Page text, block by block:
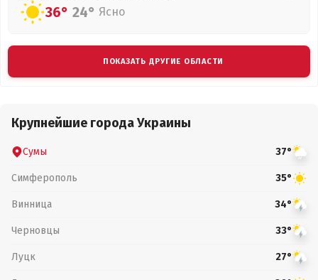
36° 24° Ясно
ПОКАЗАТЬ ДРУГИЕ ОБЛАСТИ
Крупнейшие города Украины
Сумы 37°
Симферополь 35°
Винница 34°
Черновцы 33°
Луцк 27°